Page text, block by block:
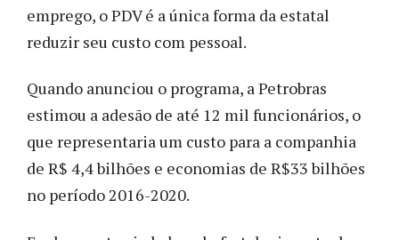
emprego, o PDV é a única forma da estatal
reduzir seu custo com pessoal.
Quando anunciou o programa, a Petrobras
estimou a adesão de até 12 mil funcionários, o
que representaria um custo para a companhia
de R$ 4,4 bilhões e economias de R$33 bilhões
no período 2016-2020.